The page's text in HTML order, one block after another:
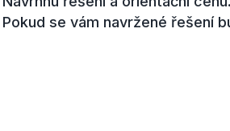
Pokud se vám navržené řešení